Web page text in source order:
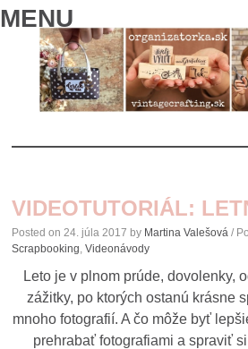
MENU
CONTENT
VIDEOTUTORIÁL:
Posted on 24. júla 2017 by Martina Valešová /
Scrapbooking ,Videonávody
Leto je v plnom prúde, dovolenky,
zážitky, po ktorých ostanú krásne
mnoho fotografií. A čo môže byť
prehrabať fotografiami a spraviť